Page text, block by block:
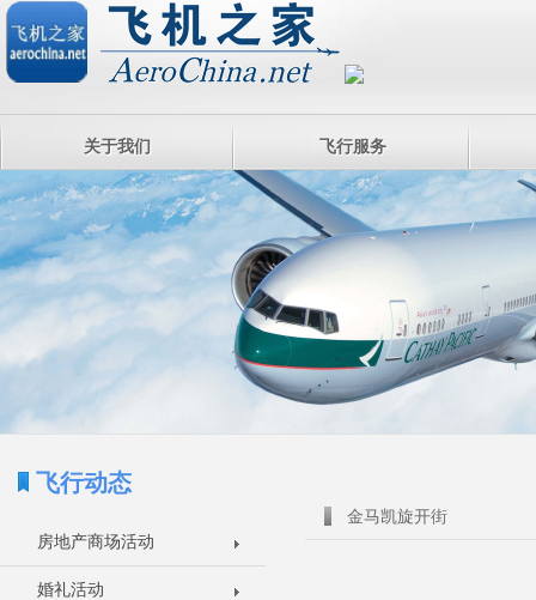
关于我们 飞行服务
飞行动态
房地产商场活动
婚礼活动
金马凯旋开街